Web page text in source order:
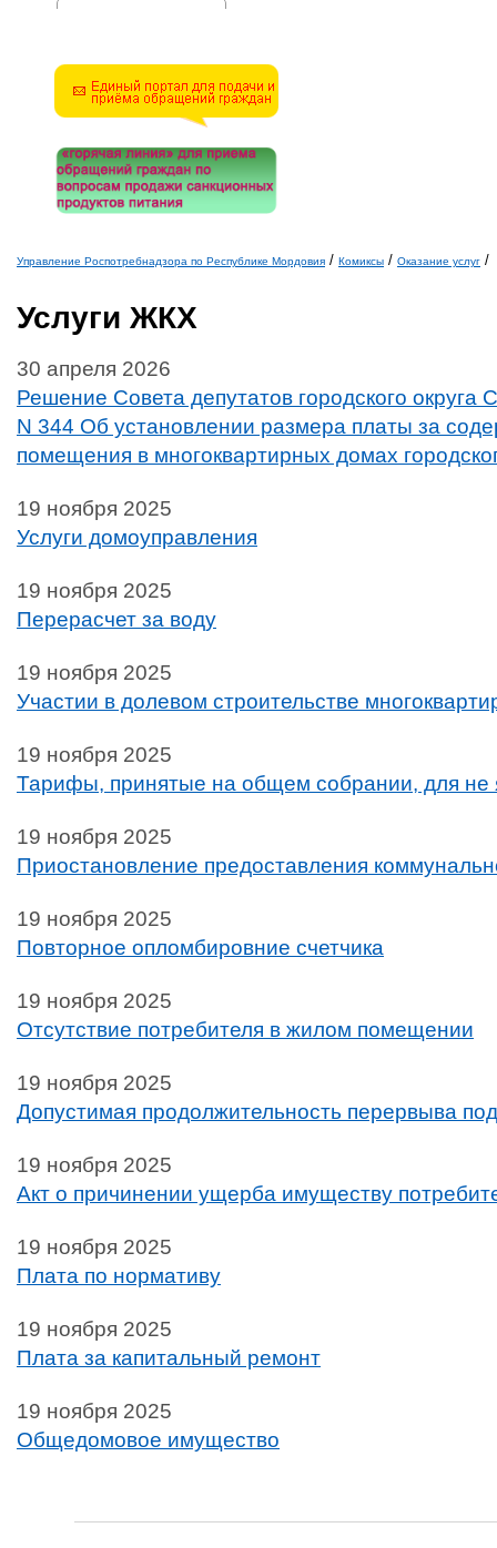
Управление Роспотребнадзора по Республике Мордовия / Комиксы / Оказание услуг /
Услуги ЖКХ
30 апреля 2026
Решение Совета депутатов городского округа
N 344 Об установлении размера платы за
помещения в многоквартирных домах
19 ноября 2025
Услуги домоуправления
19 ноября 2025
Перерасчет за воду
19 ноября 2025
Участии в долевом строительстве
19 ноября 2025
Тарифы, принятые на общем собрании, для не
19 ноября 2025
Приостановление предоставления
19 ноября 2025
Повторное опломбировние счетчика
19 ноября 2025
Отсутствие потребителя в жилом помещении
19 ноября 2025
Допустимая продолжительность перервыва
19 ноября 2025
Акт о причинении ущерба имуществу
19 ноября 2025
Плата по нормативу
19 ноября 2025
Плата за капитальный ремонт
19 ноября 2025
Общедомовое имущество